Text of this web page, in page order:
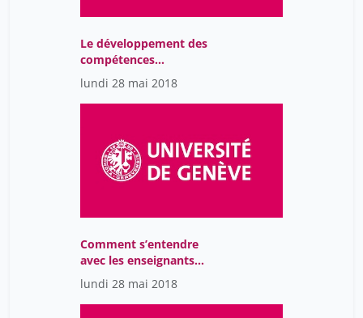
Le développement des
compétences
transversales comme
point de jonction entre
facultés et services
lundi 28 mai 2018
Comment s’entendre
avec les enseignants
pour enrichir les
formations aux
compétences
lundi 28 mai 2018